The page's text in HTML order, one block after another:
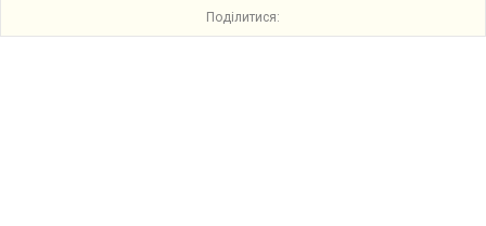
Поділитися: